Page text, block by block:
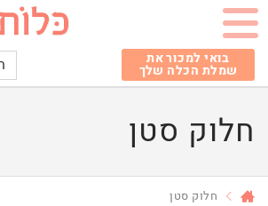
בואי למכור את
שמלת הכלה שלך
חלוק סטן
חלוק סטן